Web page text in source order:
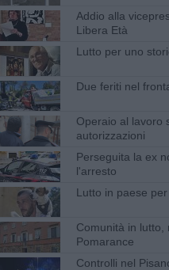
Addio alla
Libera Età
Lutto per uno
Due feriti nel
Operaio al lavoro
autorizzazioni
Perseguita la ex
l'arresto
Lutto in paese
Comunità in lutto,
Pomarance
Controlli nel